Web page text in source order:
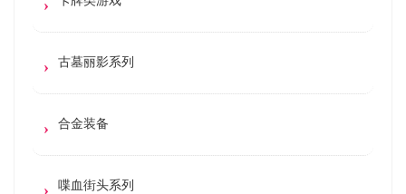
古墓丽影系列
合金装备
喋血街头系列